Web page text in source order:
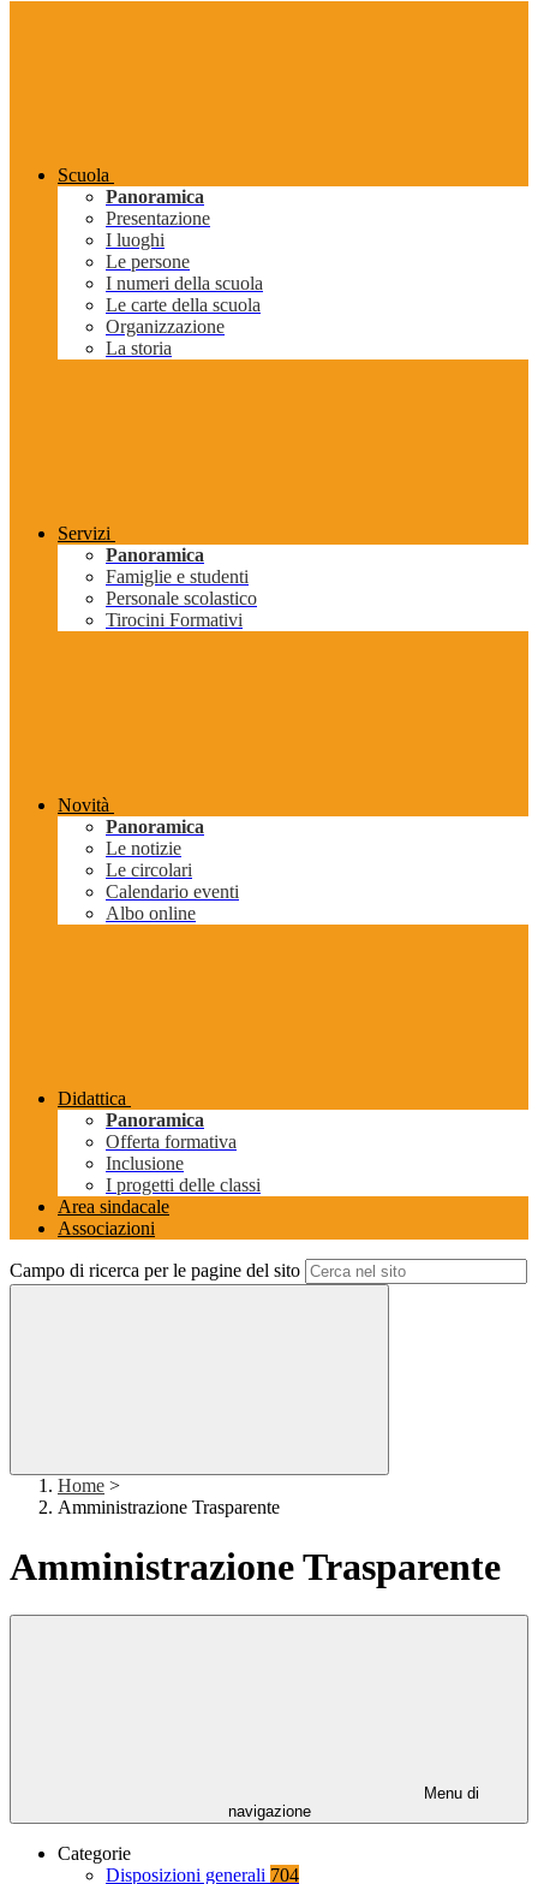
Scuola
Panoramica
Presentazione
I luoghi
Le persone
I numeri della scuola
Le carte della scuola
Organizzazione
La storia
Servizi
Panoramica
Famiglie e studenti
Personale scolastico
Tirocini Formativi
Novità
Panoramica
Le notizie
Le circolari
Calendario eventi
Albo online
Didattica
Panoramica
Offerta formativa
Inclusione
I progetti delle classi
Area sindacale
Associazioni
Campo di ricerca per le pagine del sito
Home >
Amministrazione Trasparente
Amministrazione Trasparente
Menu di
navigazione
Categorie
Disposizioni generali 704